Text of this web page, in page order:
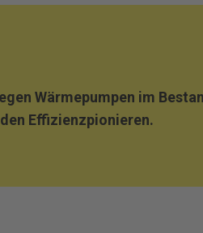
Wärmepumpen im
Effizienzpionieren.